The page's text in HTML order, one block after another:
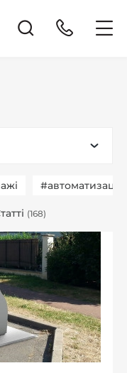
#автоматизація
(168)